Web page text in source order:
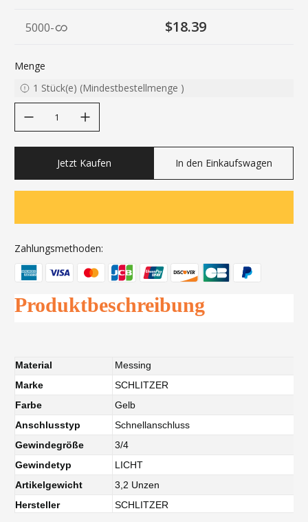
5000- $18.39
Menge
1 Stück(e) (Mindestbestellmenge )
Jetzt Kaufen In den Einkaufswagen
Zahlungsmethoden:
Produktbeschreibung
Material
Messing
Marke
SCHLITZER
Farbe
Gelb
Anschlusstyp
Schnellanschluss
Gewindegröße
3/4
Gewindetyp
LICHT
Artikelgewicht
3,2 Unzen
Hersteller
SCHLITZER